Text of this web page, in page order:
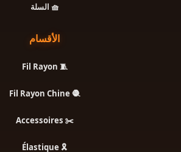
🧺 السلة
الأقسام
🧵 Fil Rayon
🧶 Fil Rayon Chine
✂️ Accessoires
🎗️ Élastique